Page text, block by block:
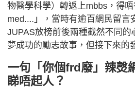
物醫學科學）轉返上mbbs，得
med....」，當時有逾百網民留言
JUPAS放榜前後兩種截然不同的
夢成功的勵志故事，但接下來的
一句「你個frd廢」辣㷫
睇唔起人？